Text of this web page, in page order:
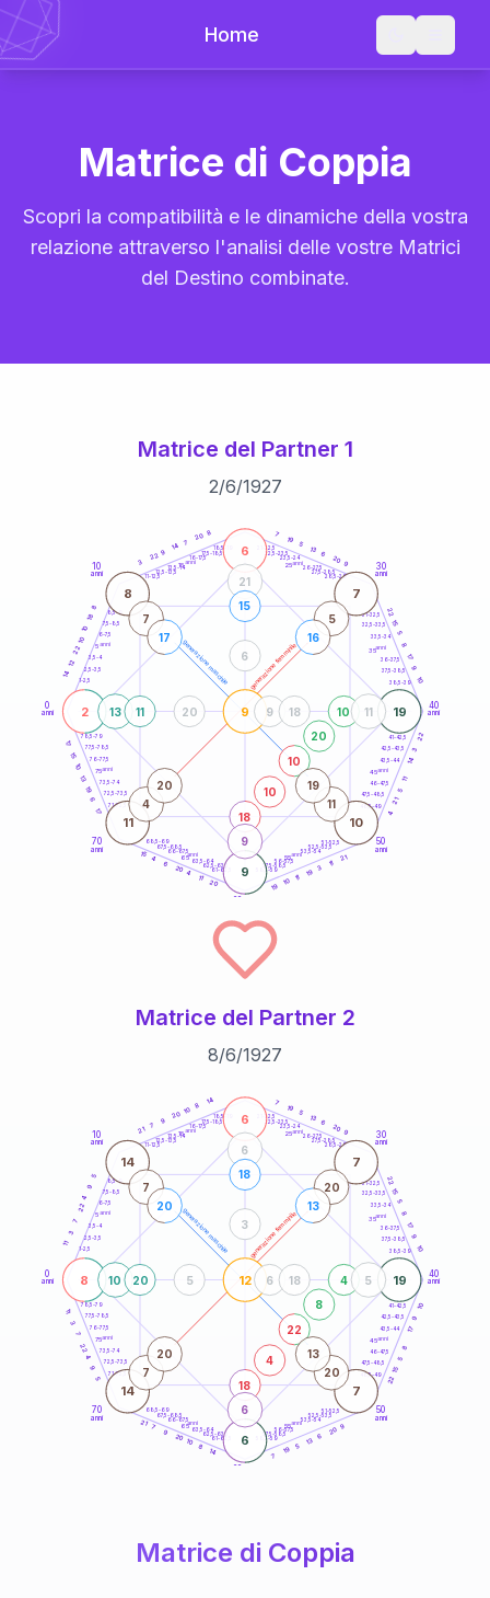
Home
Matrice di Coppia
Scopri la compatibilità e le dinamiche della vostra
relazione attraverso l'analisi delle vostre Matrici
del Destino combinate.
Matrice del Partner 1
2/6/1927
generazione maschile generazione femminile
0
anni
10
anni
30
anni
40
anni
50
anni
60
70
anni
1-2,5
2,5-3,5
3,5-4
6-7,5
7,5-8,5
8,5-9
11-12,5
12,5-13,5
13,5-14
16-17,5
17,5-18,5
18,5-19
21-22,5
22,5-23,5
23,5-24
26-27,5
27,5-28,5
28,5-29
31-32,5
32,5-33,5
33,5-34
36-37,5
37,5-38,5
38,5-39
41-42,5
42,5-43,5
43,5-44
46-47,5
47,5-48,5
48,5-49
51-52,5
52,5-53,5
53,5-54
56-57,5
57,5-58,5
58,5-59
61-62,5
62,5-63,5
63,5-64
66-67,5
67,5-68,5
68,5-69
71-72,5
72,5-73,5
73,5-74
76-77,5
77,5-78,5
78,5-79
14
12
22
10
10
18
8
3
22 9
14
7
20 8 7
19 5
13
6
20
9
22
15
5
8
17
9
10
22
3
14
11
5
21
4
21
11
3
19
11
10
19
20
11
4
20
6
4
15
17
6
19
13
10
15
17
2
6
19
9
9
8 7
11 10
18
10
10
20
10
13
21
11
9
11
15
9 18
20
6
7
17
5
16
4
20
11
19
5anni
15 anni 25anni
35anni
45anni
55anni
65anni
75anni
Matrice del Partner 2
8/6/1927
generazione maschile generazione femminile
0
anni
10
anni
30
anni
40
anni
50
anni
60
70
anni
1-2,5
2,5-3,5
3,5-4
6-7,5
7,5-8,5
8,5-9
11-12,5
12,5-13,5
13,5-14
16-17,5
17,5-18,5
18,5-19 21-22,5
22,5-23,5
23,5-24
26-27,5
27,5-28,5
28,5-29
31-32,5
32,5-33,5
33,5-34
36-37,5
37,5-38,5
38,5-39
41-42,5
42,5-43,5
43,5-44
46-47,5
47,5-48,5
48,5-49
51-52,5
52,5-53,5
53,5-54
56-57,5
57,5-58,5
58,5-59
61-62,5
62,5-63,5
63,5-64
66-67,5
67,5-68,5
68,5-69
71-72,5
72,5-73,5
73,5-74
76-77,5
77,5-78,5
78,5-79
11
3
7
22
4
9
5
21
7
9
20
10
8
14 7
19 5
13
6
20
9
22
15
5
8
17
9
10
10
9
17
8
5
15
22
9
20
6
13
5
19
7
14
8
10
20
9
7
21
5
9
4
22
7
3
11
8
6
19
6
12
14 7
14 7
18
4
22
8
4
10
6
5
6
20
18
6 18
5
3
7
20
20
13
7
20
20
13
5anni
15 anni 25anni
35anni
45anni
55anni
65anni
75anni
Matrice di Coppia